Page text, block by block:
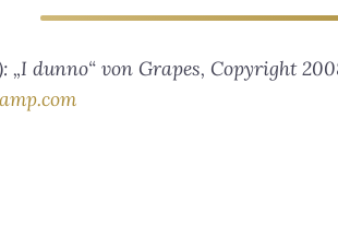
„I dunno“ von Grapes, Copyright